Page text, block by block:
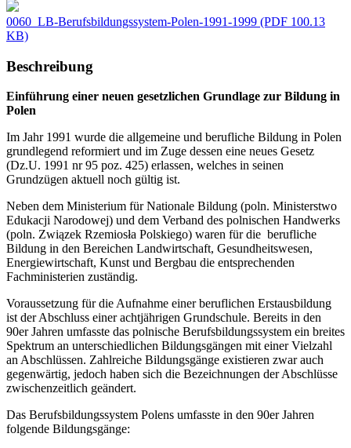
0060_LB-Berufsbildungssystem-Polen-1991-1999 (PDF 100.13
KB)
Beschreibung
Einführung einer neuen gesetzlichen Grundlage zur Bildung in
Polen
Im Jahr 1991 wurde die allgemeine und berufliche Bildung in Polen
grundlegend reformiert und im Zuge dessen eine neues Gesetz
(Dz.U. 1991 nr 95 poz. 425) erlassen, welches in seinen
Grundzügen aktuell noch gültig ist.
Neben dem Ministerium für Nationale Bildung (poln. Ministerstwo
Edukacji Narodowej) und dem Verband des polnischen Handwerks
(poln. Związek Rzemiosła Polskiego) waren für die berufliche
Bildung in den Bereichen Landwirtschaft, Gesundheitswesen,
Energiewirtschaft, Kunst und Bergbau die entsprechenden
Fachministerien zuständig.
Voraussetzung für die Aufnahme einer beruflichen Erstausbildung
ist der Abschluss einer achtjährigen Grundschule. Bereits in den
90er Jahren umfasste das polnische Berufsbildungssystem ein breites
Spektrum an unterschiedlichen Bildungsgängen mit einer Vielzahl
an Abschlüssen. Zahlreiche Bildungsgänge existieren zwar auch
gegenwärtig, jedoch haben sich die Bezeichnungen der Abschlüsse
zwischenzeitlich geändert.
Das Berufsbildungssystem Polens umfasste in den 90er Jahren
folgende Bildungsgänge: